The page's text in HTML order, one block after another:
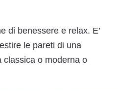
di benessere e relax. E’
le pareti di una
classica o moderna o